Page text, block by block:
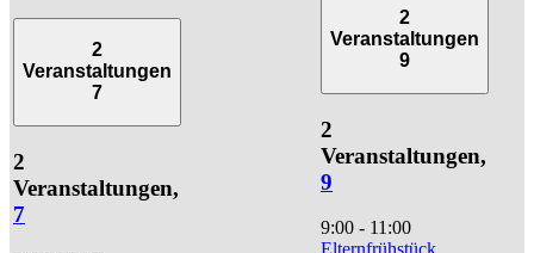
2
Veranstaltungen
7
2
Veranstaltungen,
7
2
Veranstaltungen
9
2
Veranstaltungen,
9
9:00 - 11:00